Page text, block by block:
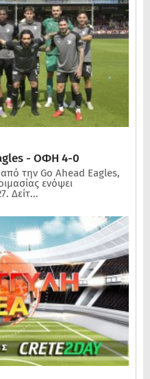
- ΟΦΗ 4-0
την Go Ahead Eagles,
ενόψει
Δείτ...